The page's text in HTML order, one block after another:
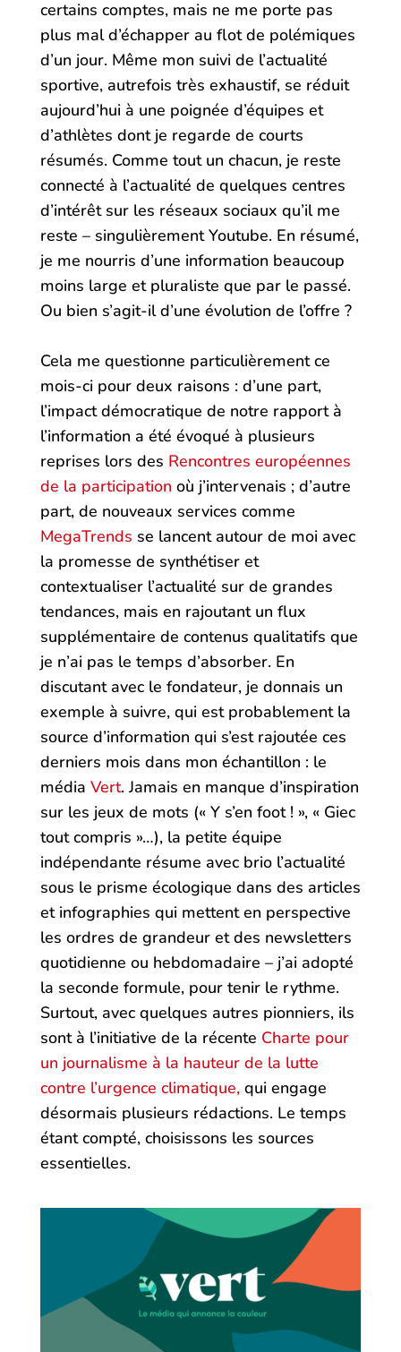
certains comptes, mais ne me porte pas
plus mal d’échapper au flot de polémiques
d’un jour. Même mon suivi de l’actualité
sportive, autrefois très exhaustif, se réduit
aujourd’hui à une poignée d’équipes et
d’athlètes dont je regarde de courts
résumés. Comme tout un chacun, je reste
connecté à l’actualité de quelques centres
d’intérêt sur les réseaux sociaux qu’il me
reste – singulièrement Youtube. En résumé,
je me nourris d’une information beaucoup
moins large et pluraliste que par le passé.
Ou bien s’agit-il d’une évolution de l’offre ?
Cela me questionne particulièrement ce
mois-ci pour deux raisons : d’une part,
l’impact démocratique de notre rapport à
l’information a été évoqué à plusieurs
reprises lors des Rencontres européennes
de la participation où j’intervenais ; d’autre
part, de nouveaux services comme
MegaTrends se lancent autour de moi avec
la promesse de synthétiser et
contextualiser l’actualité sur de grandes
tendances, mais en rajoutant un flux
supplémentaire de contenus qualitatifs que
je n’ai pas le temps d’absorber. En
discutant avec le fondateur, je donnais un
exemple à suivre, qui est probablement la
source d’information qui s’est rajoutée ces
derniers mois dans mon échantillon : le
média Vert. Jamais en manque d’inspiration
sur les jeux de mots (« Y s’en foot ! », « Giec
tout compris »…), la petite équipe
indépendante résume avec brio l’actualité
sous le prisme écologique dans des articles
et infographies qui mettent en perspective
les ordres de grandeur et des newsletters
quotidienne ou hebdomadaire – j’ai adopté
la seconde formule, pour tenir le rythme.
Surtout, avec quelques autres pionniers, ils
sont à l’initiative de la récente Charte pour
un journalisme à la hauteur de la lutte
contre l’urgence climatique,qui engage
désormais plusieurs rédactions. Le temps
étant compté, choisissons les sources
essentielles.